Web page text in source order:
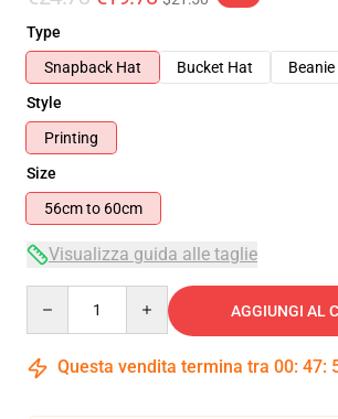
Type
Snapback Hat
Bucket Hat
Beanie
Style
Printing
Size
56cm to 60cm
Visualizza guida alle taglie
AGGIUNGI AL
Questa vendita termina tra 00: 47: